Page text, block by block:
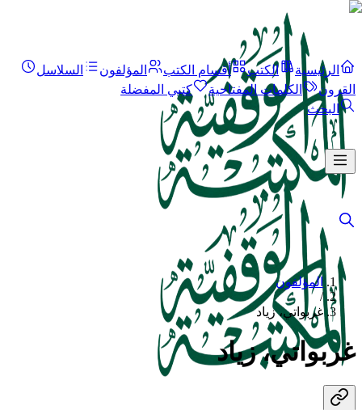
الرئيسية الكتب أقسام الكتب المؤلفون
السلاسل
القرون
الكلمات المفتاحية
كتبي المفضلة
البحث
المؤلفون
/
غربواتي، زياد
غربواتي، زياد